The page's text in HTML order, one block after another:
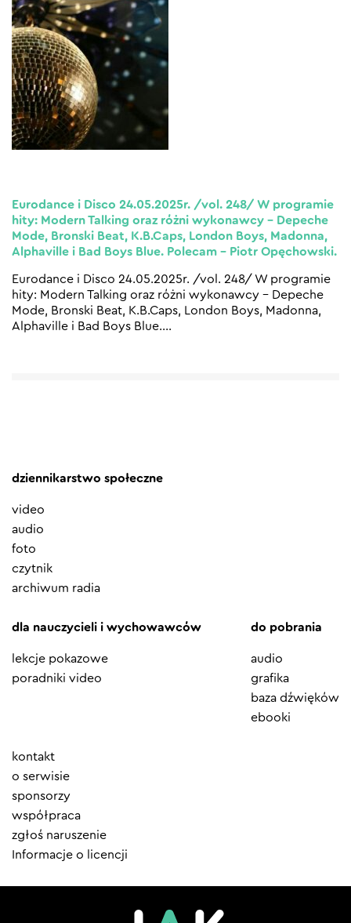
Eurodance i Disco 24.05.2025r. /vol. 248/ W programie
hity: Modern Talking oraz różni wykonawcy – Depeche
Mode, Bronski Beat, K.B.Caps, London Boys, Madonna,
Alphaville i Bad Boys Blue. Polecam – Piotr Opęchowski.
Eurodance i Disco 24.05.2025r. /vol. 248/ W programie
hity: Modern Talking oraz różni wykonawcy – Depeche
Mode, Bronski Beat, K.B.Caps, London Boys, Madonna,
Alphaville i Bad Boys Blue.…
dziennikarstwo społeczne
video
audio
foto
czytnik
archiwum radia
dla nauczycieli i wychowawców
lekcje pokazowe
poradniki video
do pobrania
audio
grafika
baza dźwięków
ebooki
Element
menu
kontakt
o serwisie
sponsorzy
współpraca
zgłoś naruszenie
Informacje o licencji